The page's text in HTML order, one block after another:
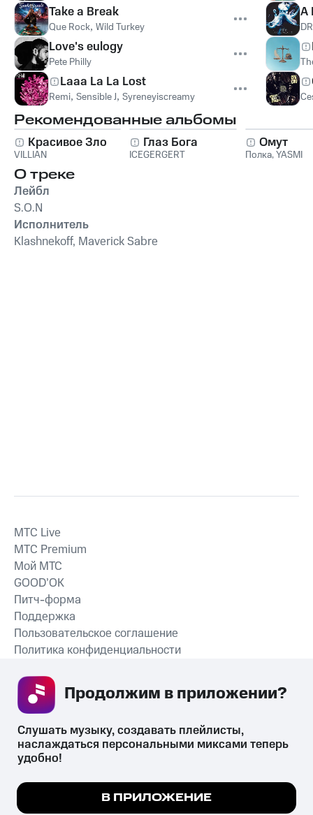
Take a Break
Que Rock, Wild Turkey
Love's eulogy
Pete Philly
Laaa La La Lost
Remi, Sensible J, Syreneyiscreamy
A
Рекомендованные альбомы
Красивое Зло
VILLIAN
Глаз Бога
ICEGERGERT
Омут
Полка,YASMI
О треке
Лейбл
S.O.N
Исполнитель
Klashnekoff, Maverick Sabre
СКАЧАТЬ ПРИЛОЖЕНИЕ
MTС Live
MTС Premium
Мой МТС
GOOD’OK
Питч-форма
Поддержка
Пользовательское соглашение
Политика конфиденциальности
психотропных веществ, их аналогов причиняет вред здоровью,
их незаконный оборот запрещён и влечёт установленную
Мы используем куки, чтобы на сайте все
Подробнее
Слушать музыку, создавать плейлисты,
наслаждаться персональными миксами теперь
удобно!
В ПРИЛОЖЕНИЕ